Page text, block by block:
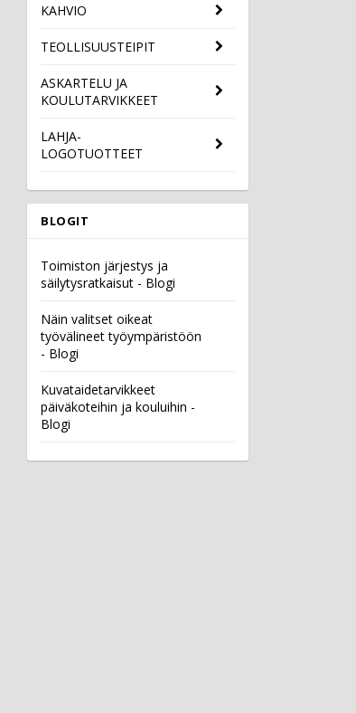
KAHVIO
TEOLLISUUSTEIPIT
ASKARTELU JA
KOULUTARVIKKEET
LAHJA-
LOGOTUOTTEET
BLOGIT
Toimiston järjestys ja
säilytysratkaisut - Blogi
Näin valitset oikeat
työvälineet työympäristöön
- Blogi
Kuvataidetarvikkeet
päiväkoteihin ja kouluihin -
Blogi